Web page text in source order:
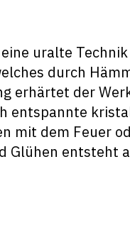
eine uralte
durch
erhärtet der
entspannte
mit dem Feuer
Glühen entsteht